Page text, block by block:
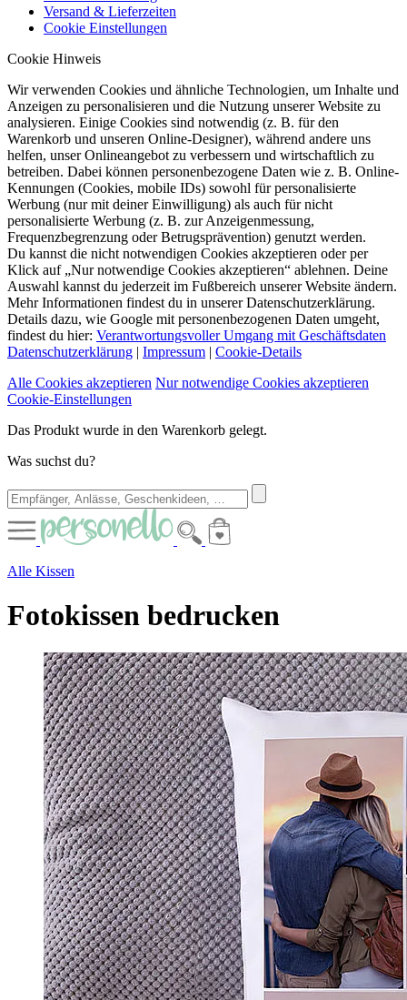
Versand & Lieferzeiten
Cookie Einstellungen
Cookie Hinweis
Wir verwenden Cookies und ähnliche Technologien, um Inhalte und
Anzeigen zu personalisieren und die Nutzung unserer Website zu
analysieren. Einige Cookies sind notwendig (z. B. für den
Warenkorb und unseren Online-Designer), während andere uns
helfen, unser Onlineangebot zu verbessern und wirtschaftlich zu
betreiben. Dabei können personenbezogene Daten wie z. B. Online-
Kennungen (Cookies, mobile IDs) sowohl für personalisierte
Werbung (nur mit deiner Einwilligung) als auch für nicht
personalisierte Werbung (z. B. zur Anzeigenmessung,
Frequenzbegrenzung oder Betrugsprävention) genutzt werden.
Du kannst die nicht notwendigen Cookies akzeptieren oder per
Klick auf „Nur notwendige Cookies akzeptieren“ ablehnen. Deine
Auswahl kannst du jederzeit im Fußbereich unserer Website ändern.
Mehr Informationen findest du in unserer Datenschutzerklärung.
Details dazu, wie Google mit personenbezogenen Daten umgeht,
findest du hier: Verantwortungsvoller Umgang mit Geschäftsdaten
Datenschutzerklärung | Impressum | Cookie-Details
Alle Cookies akzeptieren Nur notwendige Cookies akzeptieren
Cookie-Einstellungen
Das Produkt wurde in den Warenkorb gelegt.
Was suchst du?
Alle Kissen
Fotokissen bedrucken